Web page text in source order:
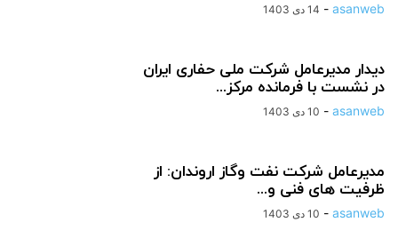
asanweb
- 14 دی 1403
دیدار مدیرعامل شرکت ملی حفاری ایران
در نشست با فرمانده مرکز...
asanweb
- 10 دی 1403
مدیرعامل شرکت نفت وگاز اروندان: از
ظرفیت های فنی و...
asanweb
- 10 دی 1403